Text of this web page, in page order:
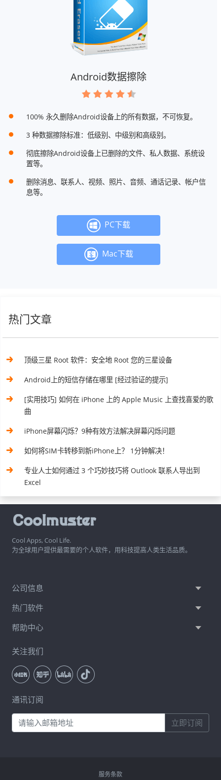
Android数据擦除
100% 永久删除Android设备上的所有数据，不可恢复。
3 种数据擦除标准：低级别、中级别和高级别。
彻底擦除Android设备上已删除的文件、私人数据、系统设
置等。
删除消息、联系人、视频、照片、音频、通话记录、帐户信
息等。
PC下载
Mac下载
热门文章
顶级三星 Root 软件：安全地 Root 您的三星设备
Android上的短信存储在哪里 [经过验证的提示]
[实用技巧] 如何在 iPhone 上的 Apple Music 上查找喜爱的歌
曲
iPhone屏幕闪烁？9种有效方法解决屏幕闪烁问题
如何将SIM卡转移到新iPhone上？ 1分钟解决！
专业人士如何通过 3 个巧妙技巧将 Outlook 联系人导出到
Excel
Cool Apps, Cool Life.
为全球用户提供最需要的个人软件，用科技提高人类生活品质。
公司信息
热门软件
帮助中心
关注我们
通讯订阅
立即订阅
服务条款